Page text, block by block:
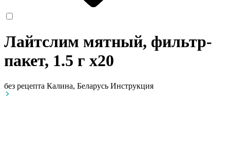
Лайтслим мятный, фильтр-
пакет, 1.5 г x20
без рецепта Калина, Беларусь Инструкция